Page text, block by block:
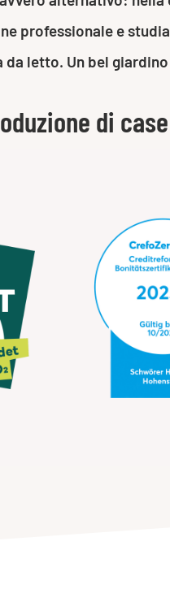
professionale e
da letto. Un bel
di